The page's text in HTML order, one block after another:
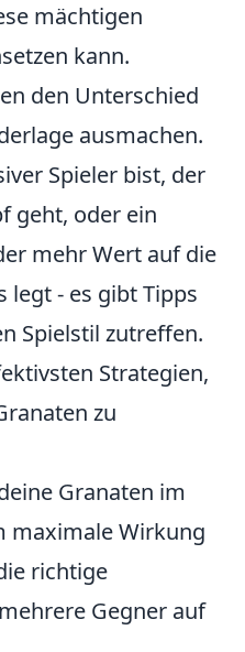
mächtigen
kann.
den Unterschied
ausmachen.
Spieler bist, der
geht, oder ein
mehr Wert auf die
legt - es gibt Tipps
Spielstil zutreffen.
Strategien,
zu
Granaten im
maximale Wirkung
richtige
Gegner auf